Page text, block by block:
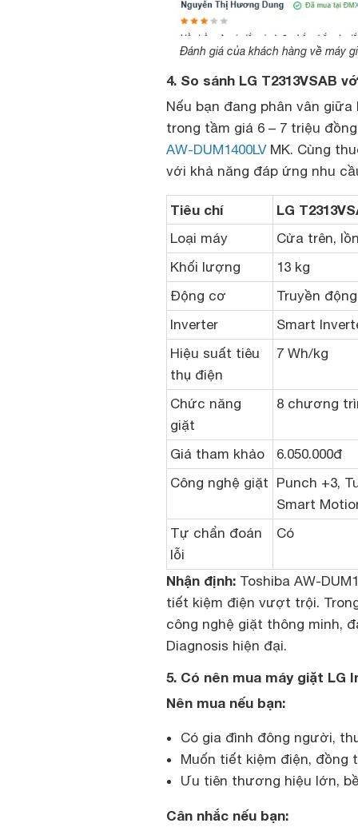
Đánh giá của khách hàng về máy
4. So sánh LG T2313VSAB
Nếu bạn đang phân vân giữa
trong tầm giá 6 – 7 triệu
AW-DUM1400LVMK. Cùng
với khả năng đáp ứng nhu
Tiêu chí LG
Loại máy
Cửa trên,
Khối lượng
13 kg
Động cơ
Truyền
Inverter
Smart
Hiệu suất tiêu
thụ điện
7 Wh/kg
Chức năng
giặt
8 chương
Giá tham khảo
6.050.000đ
Công nghệ giặt Punch +3,
Smart
Tự chẩn đoán
lỗi
Có
Nhận định: Toshiba AW-
tiết kiệm điện vượt trội.
công nghệ giặt thông minh,
Diagnosis hiện đại.
5. Có nên mua máy giặt LG
Nên mua nếu bạn:
Có gia đình đông người,
Muốn tiết kiệm điện, đồng
Ưu tiên thương hiệu lớn,
Cân nhắc nếu bạn: